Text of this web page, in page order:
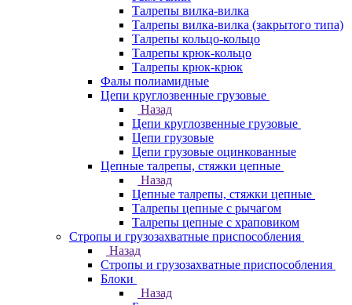
Талрепы вилка-вилка
Талрепы вилка-вилка (закрытого типа)
Талрепы кольцо-кольцо
Талрепы крюк-кольцо
Талрепы крюк-крюк
Фалы полиамидные
Цепи круглозвенные грузовые
Назад
Цепи круглозвенные грузовые
Цепи грузовые
Цепи грузовые оцинкованные
Цепные талрепы, стяжки цепные
Назад
Цепные талрепы, стяжки цепные
Талрепы цепные с рычагом
Талрепы цепные с храповиком
Стропы и грузозахватные приспособления
Назад
Стропы и грузозахватные приспособления
Блоки
Назад